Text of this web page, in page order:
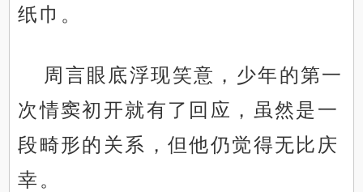
纸巾。
周言眼底浮现笑意，少年的第一
次情窦初开就有了回应，虽然是一
段畸形的关系，但他仍觉得无比庆
幸。